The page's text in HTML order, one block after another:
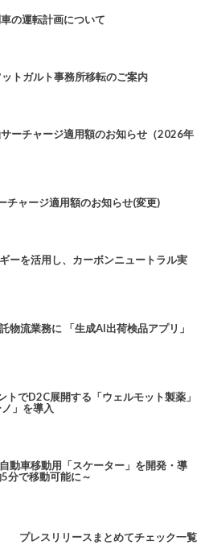
の運転計画について
トガルト事務所移転のご案内
ーチャージ適用額のお知らせ（2026年
ャージ適用額のお知らせ(変更)
ーを活用し、カーボンニュートラル実
物流業務に 「生成AI出荷検品アプリ」
トでD2C展開する「ウェルモット製薬」
」を導入
動車移動用「スケーター」を開発・導
分で移動可能に～
プレスリリースまとめてチェック一覧